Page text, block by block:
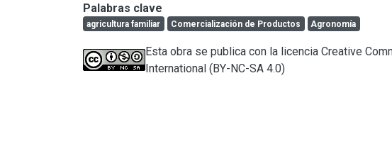
Palabras clave
agricultura familiar Comercialización de Productos Agronomía
Esta obra se publica con la licencia Creative
International (BY-NC-SA 4.0)